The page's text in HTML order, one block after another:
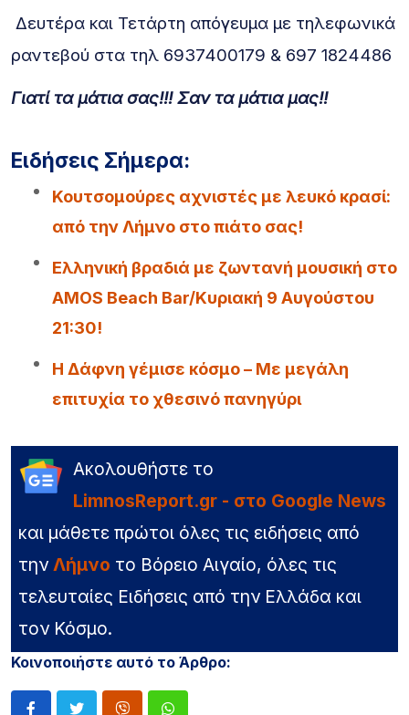
Δευτέρα και Τετάρτη απόγευμα με τηλεφωνικά
ραντεβού στα τηλ 6937400179 & 697 1824486
Γιατί τα μάτια σας!!! Σαν τα μάτια μας!!
Ειδήσεις Σήμερα:
Κουτσομούρες αχνιστές με λευκό κρασί:
από την Λήμνο στο πιάτο σας!
Ελληνική βραδιά με ζωντανή μουσική στο
AMOS Beach Bar/Κυριακή 9 Αυγούστου
21:30!
Η Δάφνη γέμισε κόσμο – Με μεγάλη
επιτυχία το χθεσινό πανηγύρι
Ακολουθήστε το
LimnosReport.gr - στο Google News
και μάθετε πρώτοι όλες τις ειδήσεις από
την Λήμνο το Βόρειο Αιγαίο, όλες τις
τελευταίες Ειδήσεις από την Ελλάδα και
τον Κόσμο.
Κοινοποιήστε αυτό το Άρθρο: